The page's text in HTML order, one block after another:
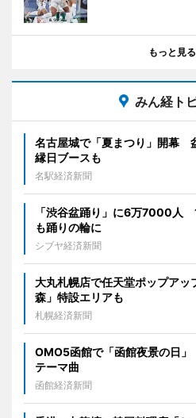
もっと見る
みん経ト
名古屋城で「夏まつり」開幕
縁日ブースも
名駅経済新聞
「渋谷盆踊り」に6万7000人
も踊りの輪に
シブヤ経済新聞
大丸札幌店で任天堂ポップア
森」特設エリアも
札幌経済新聞
OMO5函館で「函館夜景の日
テーマ曲
函館経済新聞